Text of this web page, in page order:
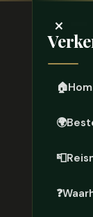
×
🏠
🌍
📮
❓